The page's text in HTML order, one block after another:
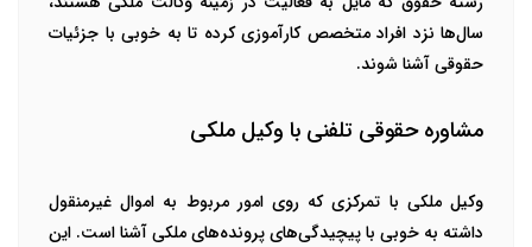
سال‌ها نزد افراد متخصص کارآموزی کرده تا به خوبی با جزئیات
حقوقی آشنا شوند.
مشاوره حقوقی تلفنی با وکیل ملکی
وکیل ملکی با تمرکزی که روی امور مربوط به اموال غیرمنقول
داشته به خوبی با پیچیدگی‌های پرونده‌های ملکی آشنا است. این